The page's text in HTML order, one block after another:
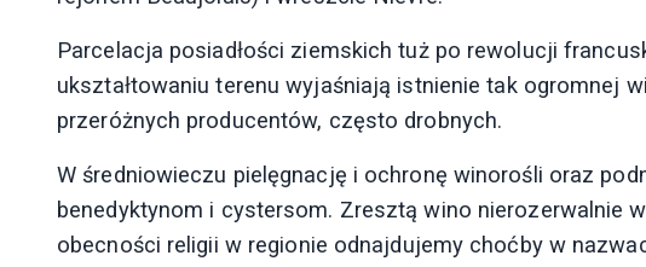
Parcelacja posiadłości ziemskich tuż po rewolucji
ukształtowaniu terenu wyjaśniają istnienie tak ogromnej
przeróżnych producentów, często drobnych.
W średniowieczu pielęgnację i ochronę winorośli oraz
benedyktynom i cystersom. Zresztą wino nierozerwalnie
obecności religii w regionie odnajdujemy choćby w